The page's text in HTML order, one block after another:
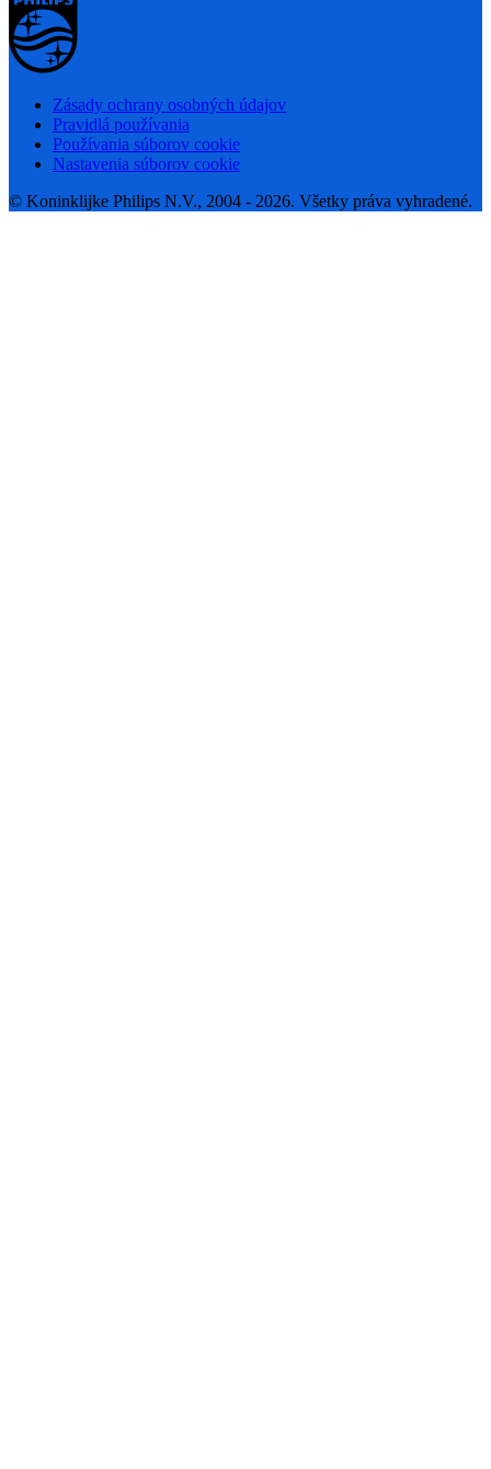
Zásady ochrany osobných údajov
Pravidlá používania
Používania súborov cookie
Nastavenia súborov cookie
© Koninklijke Philips N.V., 2004 - 2026. Všetky práva vyhradené.